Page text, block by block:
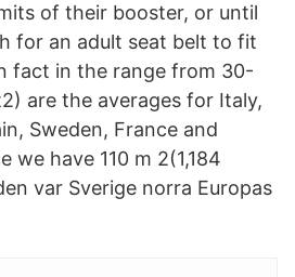
of their booster, or until
for an adult seat belt to fit
fact in the range from 30-
are the averages for Italy,
Sweden, France and
we have 110 m 2(1,184
var Sverige norra Europas